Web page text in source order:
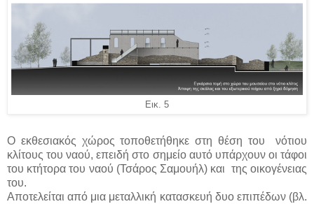
Εικ. 5
Ο εκθεσιακός χώρος τοποθετήθηκε στη θέση του νότιου
κλίτους του ναού, επειδή στο σημείο αυτό υπάρχουν οι τάφοι
του κτήτορα του ναού (Τσάρος Σαμουήλ) και της οικογένειας
του.
Αποτελείται από μια μεταλλική κατασκευή δυο επιπέδων (βλ.